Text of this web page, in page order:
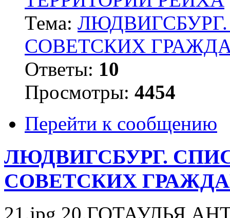
Тема:
СОВЕТСКИХ
Ответы: 10
Просмотры: 4454
Перейти к сообщению
ЛЮДВИГСБУРГ.
СОВЕТСКИХ